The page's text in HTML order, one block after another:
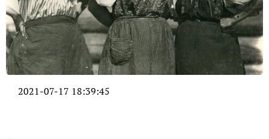
2021-07-17 18:39:45